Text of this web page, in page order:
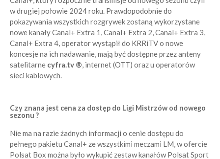
w drugiej połowie 2024 roku. Prawdopodobnie do
pokazywania wszystkich rozgrywek zostaną wykorzystane
nowe kanały Canal+ Extra 1, Canal+ Extra 2, Canal+ Extra 3,
Canal+ Extra 4, operator wystąpił do KRRiTV o nowe
koncesje na ich nadawanie, mają być dostępne przez anteny
satelitarne cyfra.tv ®, internet (OTT) oraz u operatorów
sieci kablowych.
Czy znana jest cena za dostęp do Ligi Mistrzów od nowego
sezonu ?
Nie ma na razie żadnych informacji o cenie dostępu do
pełnego pakietu Canal+ ze wszystkimi meczami LM, w ofercie
Polsat Box można było wykupić zestaw kanałów Polsat Sport